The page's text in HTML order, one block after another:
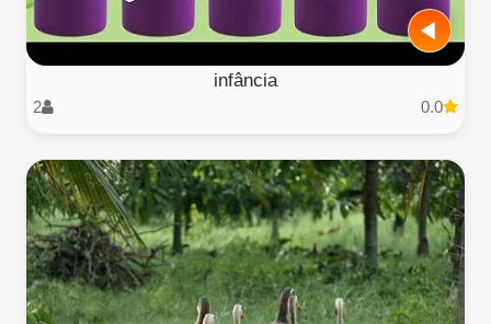
infância
0.0
2